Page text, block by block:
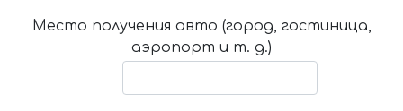
Место получения авто (город, гостиница,
аэропорт и т. д.)